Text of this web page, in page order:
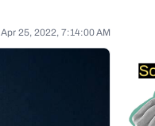
Apr 25, 2022, 7:14:00 AM